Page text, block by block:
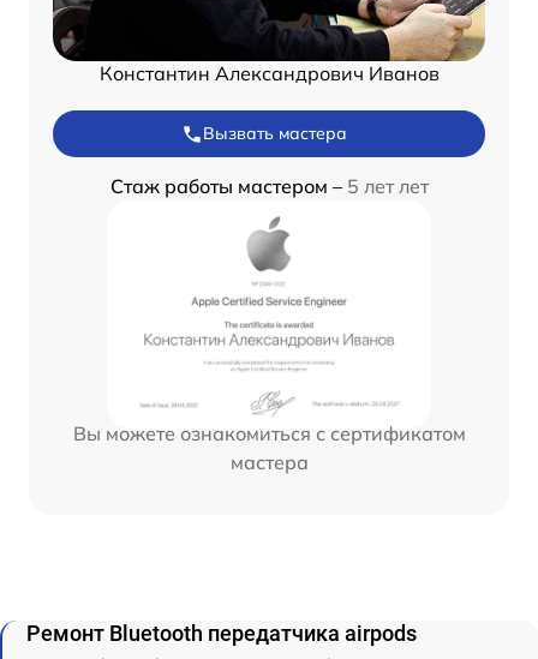
Константин Александрович Иванов
Вызвать мастера
Стаж работы мастером – 5 лет лет
Вы можете ознакомиться с сертификатом
мастера
Ремонт Bluetooth передатчика airpods